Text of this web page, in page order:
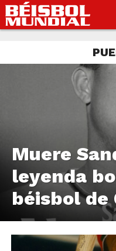
Muere
leyenda
béisbol de